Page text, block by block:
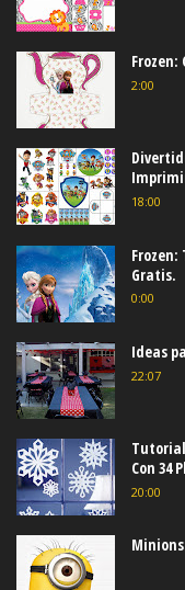
2:00
18:00
Gratis.
0:00
Ideas
22:07
Con 34
20:00